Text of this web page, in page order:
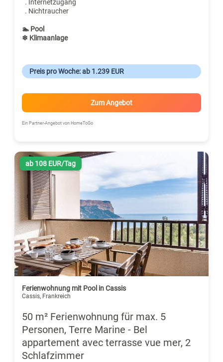
. Internetzugang
. Nichtraucher
🏊 Pool
❄ Klimaanlage
Preis pro Woche: ab 1.239 EUR
Zum Angebot
Ein Partner-Angebot von HomeToGo
ab 108 EUR/Tag
Ferienwohnung mit Pool in Cassis
Cassis, Frankreich
50 m² Ferienwohnung für max. 5
Personen, Terre Marine - Bel
appartement avec terrasse vue mer, 2
Schlafzimmer